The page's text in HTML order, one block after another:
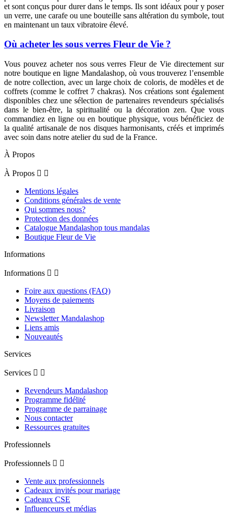
et sont conçus pour durer dans le temps. Ils sont idéaux pour y poser
un verre, une carafe ou une bouteille sans altération du symbole, tout
en maintenant un taux vibratoire élevé.
Où acheter les sous verres Fleur de Vie ?
Vous pouvez acheter nos sous verres Fleur de Vie directement sur
notre boutique en ligne Mandalashop, où vous trouverez l’ensemble
de notre collection, avec un large choix de coloris, de modèles et de
coffrets (comme le coffret 7 chakras). Nos créations sont également
disponibles chez une sélection de partenaires revendeurs spécialisés
dans le bien-être, la spiritualité ou la décoration zen. Que vous
commandiez en ligne ou en boutique physique, vous bénéficiez de
la qualité artisanale de nos disques harmonisants, créés et imprimés
avec soin dans notre atelier du sud de la France.
À Propos
À Propos  
Mentions légales
Conditions générales de vente
Qui sommes nous?
Protection des données
Catalogue Mandalashop tous mandalas
Boutique Fleur de Vie
Informations
Informations  
Foire aux questions (FAQ)
Moyens de paiements
Livraison
Newsletter Mandalashop
Liens amis
Nouveautés
Services
Services  
Revendeurs Mandalashop
Programme fidélité
Programme de parrainage
Nous contacter
Ressources gratuites
Professionnels
Professionnels  
Vente aux professionnels
Cadeaux invités pour mariage
Cadeaux CSE
Influenceurs et médias